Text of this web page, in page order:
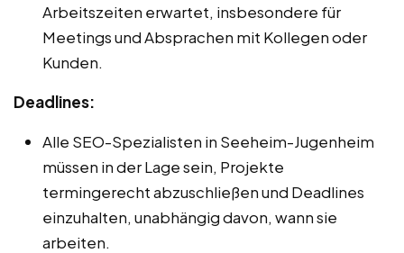
Arbeitszeiten erwartet, insbesondere für
Meetings und Absprachen mit Kollegen oder
Kunden.
Deadlines:
Alle SEO-Spezialisten in Seeheim-Jugenheim
müssen in der Lage sein, Projekte
termingerecht abzuschließen und Deadlines
einzuhalten, unabhängig davon, wann sie
arbeiten.